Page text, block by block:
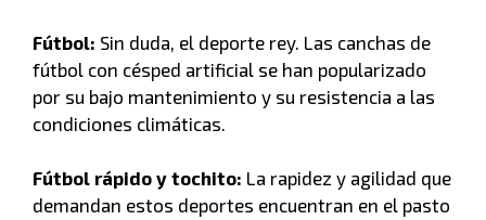
Fútbol: Sin duda, el deporte rey. Las canchas de
fútbol con césped artificial se han popularizado
por su bajo mantenimiento y su resistencia a las
condiciones climáticas.
Fútbol rápido y tochito: La rapidez y agilidad que
demandan estos deportes encuentran en el pasto